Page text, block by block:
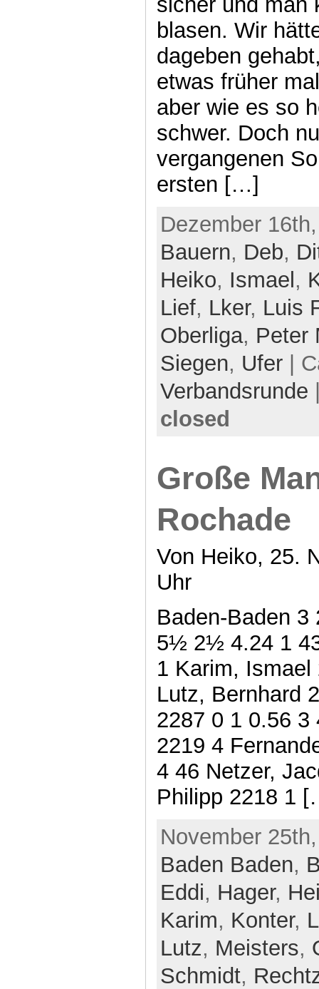
blasen. Wir
dageben
etwas früher
aber wie es so
schwer. Doch
vergangenen
ersten […]
Dezember
Bauern, Deb,
Heiko, Ismael ,
Lief, Lker, Luis
Oberliga, Peter
Siegen, Ufer|
Verbandsrunde
closed
Große
Rochade
Von Heiko, 25.
Uhr
Baden-Baden 3
5½ 2½ 4.24 1
1 Karim,
Lutz, Bernhard
2287 0 1 0.56 3
2219 4
4 46 Netzer,
Philipp 2218 1
November
Baden Baden,
Eddi, Hager,
Karim, Konter,
Lutz, Meisters,
Schmidt,